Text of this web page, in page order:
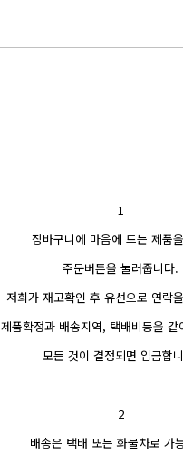
1
장바구니에 마음에 드는 제품
주문버튼을 눌러줍니다.
저희가 재고확인 후 유선으로 연락
제품확정과 배송지역, 택배비등을 같
모든 것이 결정되면 입금합
2
배송은 택배 또는 화물차로 가